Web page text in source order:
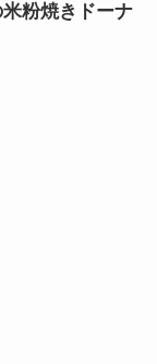
粉焼きドーナ